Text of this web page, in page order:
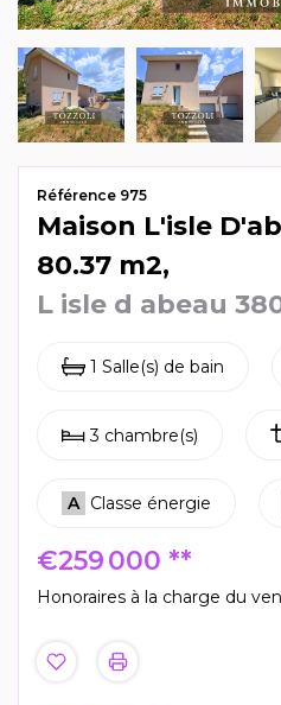
Mag & actus
Contactez-nous
Référence 975
Maison L'isle
80.37 m2,
L isle d abeau
1 Salle(s) de bain
3 chambre(s)
A Classe énergie
€259 000 **
Honoraires à la charge du